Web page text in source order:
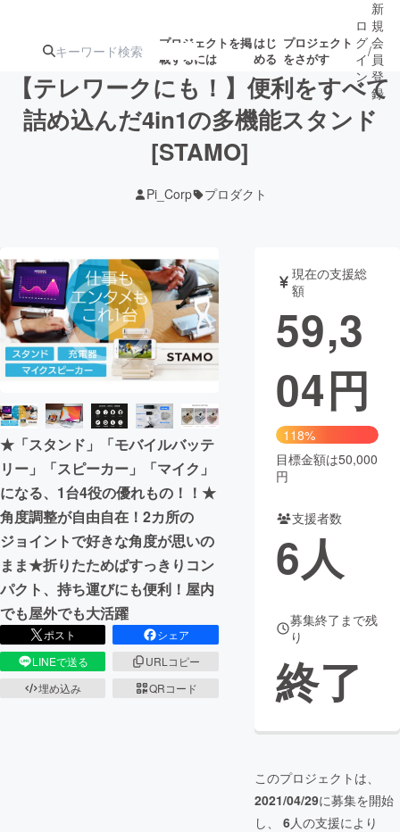
プロジェクトを掲
載するには
はじ
める
プロジェクト
をさがす
注目の新着プロ
ジェクト
募集終了が近いプ
ロジェクト
テクノロジー・ガジェット
映像・映画 書籍・雑誌
ビジネス・起業 チャレンジ
まちづくり・地域活性化
CAMPFIRE for Social Good
CAMPFIRE Creation
CAMPFIREふるさと納税
コミュニティ
ロ
グ
イ
ン
/
新
規
会
員
登
録
【テレワークにも！】便利をすべて
詰め込んだ4in1の多機能スタンド
[STAMO]
Pi_Corp プロダクト
★「スタンド」「モバイルバッテ
リー」「スピーカー」「マイク」
になる、1台4役の優れもの！！★
角度調整が自由自在！2カ所の
ジョイントで好きな角度が思いの
まま★折りたためばすっきりコン
パクト、持ち運びにも便利！屋内
でも屋外でも大活躍
ポスト
シェア
LINEで送る
URLコピー
埋め込み
QRコード
現在の支援総
額
59,3
04円
118%
目標金額は50,000
円
支援者数
6人
募集終了まで残
り
終了
このプロジェクトは、
2021/04/29に募集を開始
し、 6人の支援により